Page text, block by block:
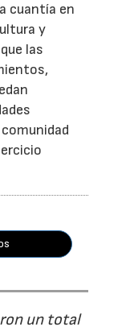
cuantía en
y
las
un total